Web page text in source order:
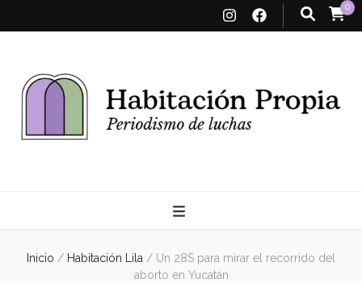
0
Propia
Inicio / Habitación Lila / Un 28S para mirar el recorrido del
aborto en Yucatán